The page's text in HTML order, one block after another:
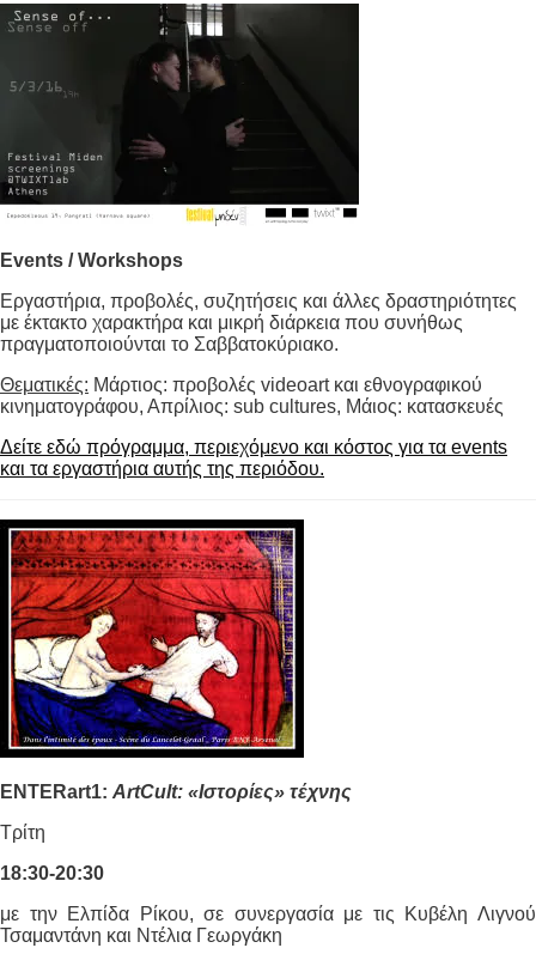
Events / Workshops
Εργαστήρια, προβολές, συζητήσεις και άλλες δραστηριότητες
με έκτακτο χαρακτήρα και μικρή διάρκεια που συνήθως
πραγματοποιούνται το Σαββατοκύριακο.
Θεματικές: Μάρτιος: προβολές videoart και εθνογραφικού
κινηματογράφου, Απρίλιος: sub cultures, Μάιος: κατασκευές
Δείτε εδώ πρόγραμμα, περιεχόμενο και κόστος για τα events
και τα εργαστήρια αυτής της περιόδου.
ENTERart1: ΑrtCult: «Ιστορίες» τέχνης
Τρίτη
18:30-20:30
με την Ελπίδα Ρίκου, σε συνεργασία με τις Κυβέλη Λιγνού
Τσαμαντάνη και Ντέλια Γεωργάκη